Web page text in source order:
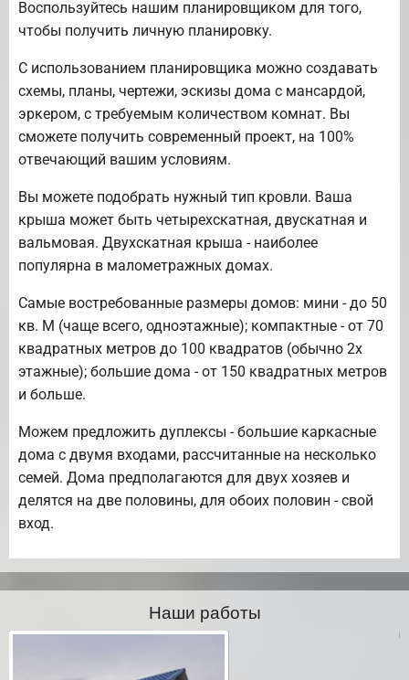
Воспользуйтесь нашим планировщиком для того,
чтобы получить личную планировку.
С использованием планировщика можно создавать
схемы, планы, чертежи, эскизы дома с мансардой,
эркером, с требуемым количеством комнат. Вы
сможете получить современный проект, на 100%
отвечающий вашим условиям.
Вы можете подобрать нужный тип кровли. Ваша
крыша может быть четырехскатная, двускатная и
вальмовая. Двухскатная крыша - наиболее
популярна в малометражных домах.
Самые востребованные размеры домов: мини - до 50
кв. М (чаще всего, одноэтажные); компактные - от 70
квадратных метров до 100 квадратов (обычно 2х
этажные); большие дома - от 150 квадратных метров
и больше.
Можем предложить дуплексы - большие каркасные
дома с двумя входами, рассчитанные на несколько
семей. Дома предполагаются для двух хозяев и
делятся на две половины, для обоих половин - свой
вход.
Наши работы